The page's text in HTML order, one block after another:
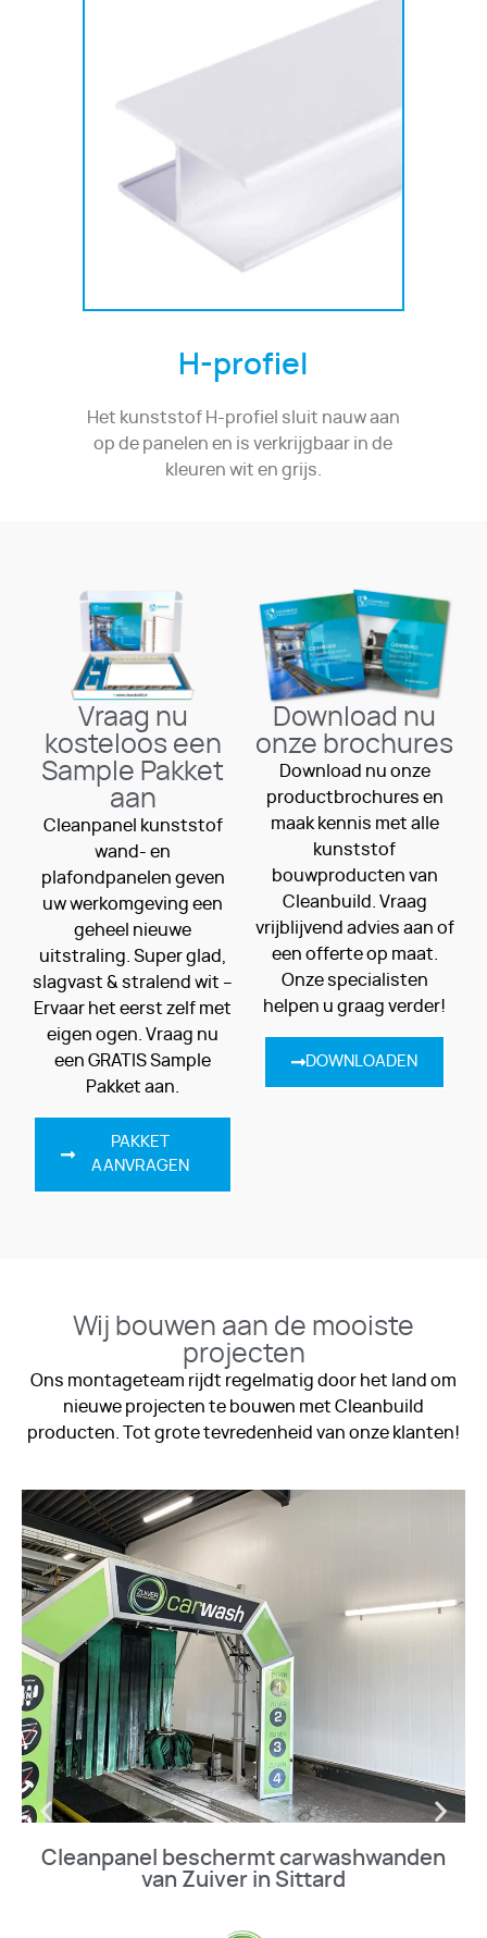
H-profiel
Het kunststof H-profiel sluit nauw aan
op de panelen en is verkrijgbaar in de
kleuren wit en grijs.
Vraag nu
kosteloos een
Sample Pakket
aan
Cleanpanel kunststof
wand- en
plafondpanelen geven
uw werkomgeving een
geheel nieuwe
uitstraling. Super glad,
slagvast & stralend wit –
Ervaar het eerst zelf met
eigen ogen. Vraag nu
een GRATIS Sample
Pakket aan.
PAKKET
AANVRAGEN
Download nu
onze brochures
Download nu onze
productbrochures en
maak kennis met alle
kunststof
bouwproducten van
Cleanbuild. Vraag
vrijblijvend advies aan of
een offerte op maat.
Onze specialisten
helpen u graag verder!
DOWNLOADEN
Wij bouwen aan de mooiste
projecten
Ons montageteam rijdt regelmatig door het land om
nieuwe projecten te bouwen met Cleanbuild
producten. Tot grote tevredenheid van onze klanten!
Cleanpanel beschermt carwashwanden
van Zuiver in Sittard